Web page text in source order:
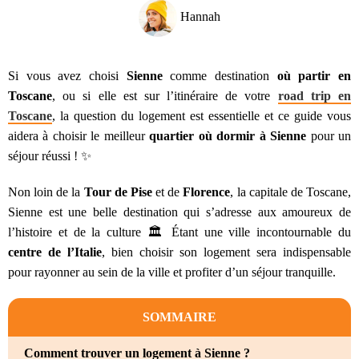
Hannah
Si vous avez choisi Siennecomme destination où partir en
Toscane, ou si elle est sur l’itinéraire de votre road trip en
Toscane, la question du logement est essentielle et ce guide vous
aidera à choisir le meilleurquartier où dormir à Sienne pour un
séjour réussi ! ✨
Non loin de la Tour de Piseet deFlorence, la capitale de Toscane,
Sienne est une belle destination qui s’adresse aux amoureux de
l’histoire et de la culture 🏛️ Étant une ville incontournable du
centre de l’Italie, bien choisir son logement sera indispensable
pour rayonner au sein de la ville et profiter d’un séjour tranquille.
SOMMAIRE
Comment trouver un logement à Sienne ?